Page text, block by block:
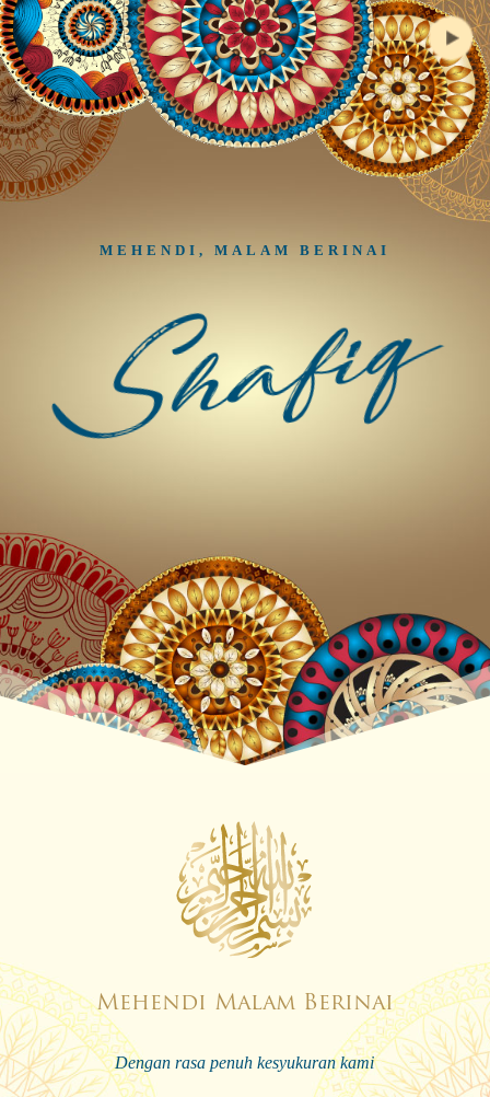
MEHENDI, MALAM BERINAI
Shafiq
Mehendi Malam Berinai
Dengan rasa penuh kesyukuran kami